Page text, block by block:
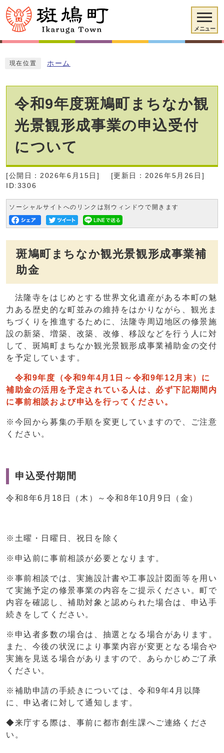
メニュー
現在位置 ホーム
令和9年度斑鳩町まちなか観
光景観形成事業の申込受付
について
[公開日：2026年6月15日]
[更新日：2026年5月26日]
ID:3306
ソーシャルサイトへのリンクは別ウィンドウで開きます
斑鳩町まちなか観光景観形成事業補
助金
法隆寺をはじめとする世界文化遺産がある本町の魅
力ある歴史的な町並みの維持をはかりながら、観光ま
ちづくりを推進するために、法隆寺周辺地区の修景施
設の新築、増築、改築、改修、移設などを行う人に対
して、斑鳩町まちなか観光景観形成事業補助金の交付
を予定しています。
令和9年度（令和9年4月1日～令和9年12月末）に
補助金の活用を予定されている人は、必ず下記期間内
に事前相談および申込を行ってください。
※今回から募集の手順を変更していますので、ご注意
ください。
申込受付期間
令和8年6月18日（木）～令和8年10月9日（金）
※土曜・日曜日、祝日を除く
※申込前に事前相談が必要となります。
※事前相談では、実施設計書や工事設計図面等を用い
て実施予定の修景事業の内容をご提示ください。町で
内容を確認し、補助対象と認められた場合は、申込手
続きをしてください。
※申込者多数の場合は、抽選となる場合があります。
また、今後の状況により事業内容が変更となる場合や
実施を見送る場合がありますので、あらかじめご了承
ください。
※補助申請の手続きについては、令和9年4月以降
に、申込者に対して通知します。
◆来庁する際は、事前に都市創生課へご連絡くださ
い。